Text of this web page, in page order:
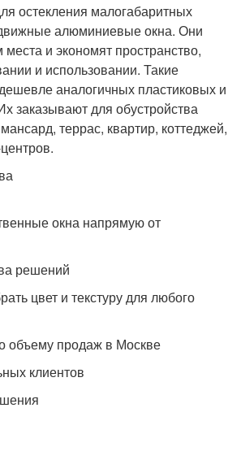
остекления малогабаритных
алюминиевые окна. Они
и экономят пространство,
и использовании. Такие
аналогичных пластиковых и
заказывают для обустройства
террас, квартир, коттеджей,
окна напрямую от
решений
цвет и текстуру для любого
объему продаж в Москве
клиентов